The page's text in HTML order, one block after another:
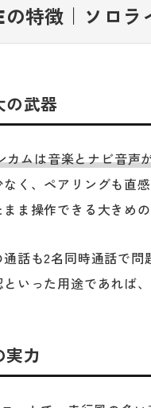
特徴｜ソロラ
の武器
カムは音楽とナビ音声
く、ペアリングも直
ま操作できる大きめ
話も2名同時通話で
いった用途であれば
力